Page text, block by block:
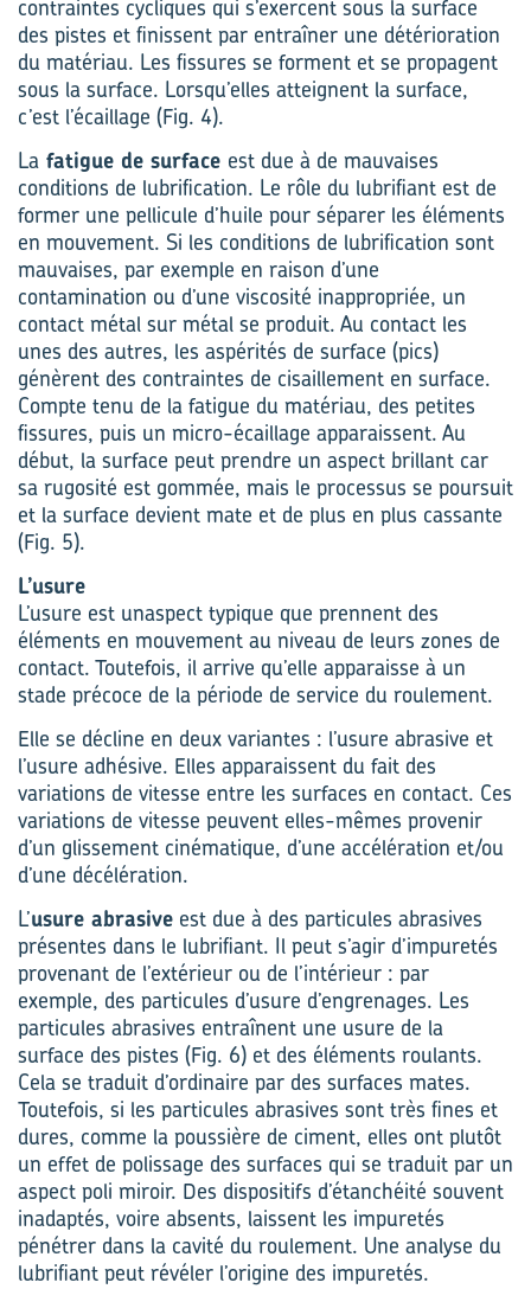
contraintes cycliques qui s’exercent sous la surface
des pistes et finissent par entraîner une détérioration
du matériau. Les fissures se forment et se propagent
sous la surface. Lorsqu’elles atteignent la surface,
c’est l’écaillage (Fig. 4).
La fatigue de surface est due à de mauvaises
conditions de lubrification. Le rôle du lubrifiant est de
former une pellicule d’huile pour séparer les éléments
en mouvement. Si les conditions de lubrification sont
mauvaises, par exemple en raison d’une
contamination ou d’une viscosité inappropriée, un
contact métal sur métal se produit. Au contact les
unes des autres, les aspérités de surface (pics)
génèrent des contraintes de cisaillement en surface.
Compte tenu de la fatigue du matériau, des petites
fissures, puis un micro-écaillage apparaissent. Au
début, la surface peut prendre un aspect brillant car
sa rugosité est gommée, mais le processus se poursuit
et la surface devient mate et de plus en plus cassante
(Fig. 5).
L’usure
L’usure est unaspect typique que prennent des
éléments en mouvement au niveau de leurs zones de
contact. Toutefois, il arrive qu’elle apparaisse à un
stade précoce de la période de service du roulement.
Elle se décline en deux variantes : l’usure abrasive et
l’usure adhésive. Elles apparaissent du fait des
variations de vitesse entre les surfaces en contact. Ces
variations de vitesse peuvent elles-mêmes provenir
d’un glissement cinématique, d’une accélération et/ou
d’une décélération.
L’usure abrasive est due à des particules abrasives
présentes dans le lubrifiant. Il peut s’agir d’impuretés
provenant de l’extérieur ou de l’intérieur : par
exemple, des particules d’usure d’engrenages. Les
particules abrasives entraînent une usure de la
surface des pistes (Fig. 6) et des éléments roulants.
Cela se traduit d’ordinaire par des surfaces mates.
Toutefois, si les particules abrasives sont très fines et
dures, comme la poussière de ciment, elles ont plutôt
un effet de polissage des surfaces qui se traduit par un
aspect poli miroir. Des dispositifs d’étanchéité souvent
inadaptés, voire absents, laissent les impuretés
pénétrer dans la cavité du roulement. Une analyse du
lubrifiant peut révéler l’origine des impuretés.